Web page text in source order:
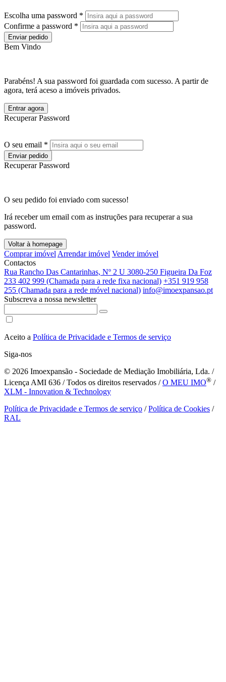
Escolha uma password *
Confirme a password *
Enviar pedido
Bem Vindo
Parabéns! A sua password foi guardada com sucesso. A partir de
agora, terá aceso a imóveis privados.
Entrar agora
Recuperar Password
O seu email *
Enviar pedido
Recuperar Password
O seu pedido foi enviado com sucesso!
Irá receber um email com as instruções para recuperar a sua
password.
Voltar à homepage
Comprar imóvel Arrendar imóvel Vender imóvel
Contactos
Rua Rancho Das Cantarinhas, Nº 2 U 3080-250 Figueira Da Foz
233 402 999 (Chamada para a rede fixa nacional) +351 919 958
255 (Chamada para a rede móvel nacional) info@imoexpansao.pt
Subscreva a nossa newsletter
Aceito a Política de Privacidade e Termos de serviço
Siga-nos
© 2026 Imoexpansão - Sociedade de Mediação Imobiliária, Lda. /
Licença AMI 636 / Todos os direitos reservados /O MEU IMO® /
XLM - Innovation & Technology
Política de Privacidade e Termos de serviço /Política de Cookies /
RAL